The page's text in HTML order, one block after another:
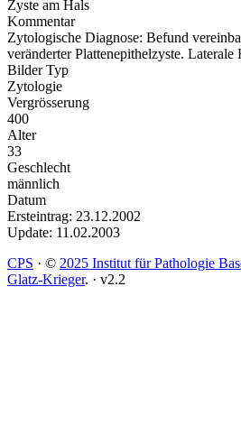
Zyste am Hals
Kommentar
Zytologische Diagnose: Befund
veränderter Plattenepithelzyste. Laterale
Bilder Typ
Zytologie
Vergrösserung
400
Alter
33
Geschlecht
männlich
Datum
Ersteintrag: 23.12.2002
Update: 11.02.2003
CPS · © 2025 Institut für Pathologie
Glatz-Krieger. · v2.2